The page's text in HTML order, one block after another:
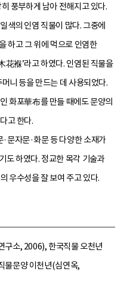
풍부하게 남아 전해지고 있다.
색의 인염 직물이 많다. 그중에
하고 그 위에 먹으로 인염한
花褓’라고 하였다. 인염된 직물을
니 등을 만드는 데 사용되었다.
화포華布를 만들 때에도 문양의
고 한다.
문자문·화문 등 다양한 소재가
도 하였다. 정교한 목각 기술과
우수성을 잘 보여 주고 있다.
구소, 2006), 한국직물 오천년
물문양 이천년(심연옥,